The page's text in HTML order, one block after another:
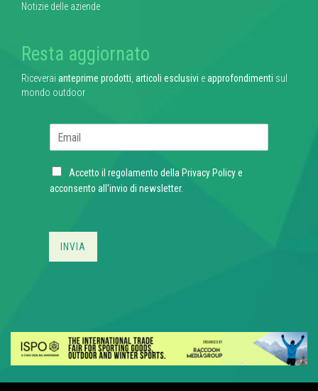
Notizie delle aziende
Resta aggiornato
Riceverai anteprime prodotti, articoli esclusivi eapprofondimenti sul
mondo outdoor
l
C
h
Accetto il regolamento della Privacy Policye
acconsento all'invio di newsletter.
INVIA